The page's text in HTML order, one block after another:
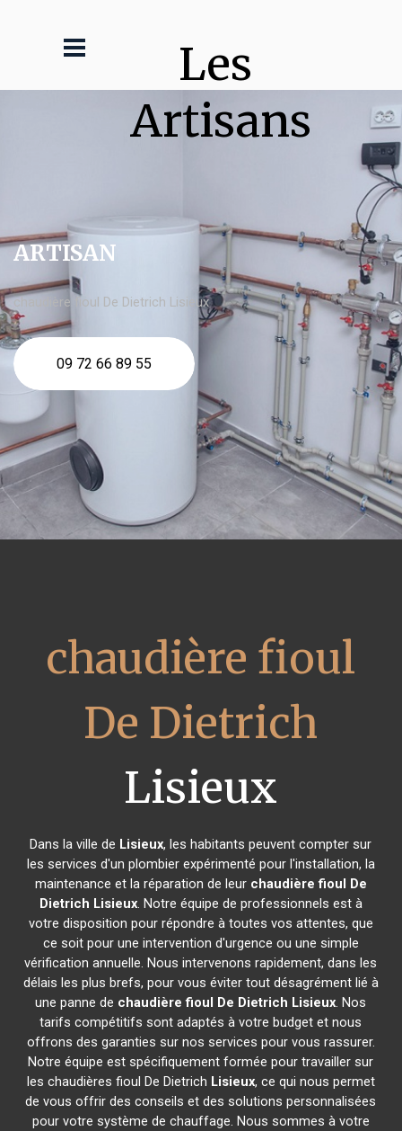
Les
Artisans
ARTISAN
chaudière fioul De Dietrich Lisieux
09 72 66 89 55
chaudière fioul
De Dietrich
Lisieux
Dans la ville de Lisieux, les habitants peuvent compter sur
les services d'un plombier expérimenté pour l'installation, la
maintenance et la réparation de leur chaudière fioul De
Dietrich Lisieux. Notre équipe de professionnels est à
votre disposition pour répondre à toutes vos attentes, que
ce soit pour une intervention d'urgence ou une simple
vérification annuelle. Nous intervenons rapidement, dans les
délais les plus brefs, pour vous éviter tout désagrément lié à
une panne de chaudière fioul De Dietrich Lisieux. Nos
tarifs compétitifs sont adaptés à votre budget et nous
offrons des garanties sur nos services pour vous rassurer.
Notre équipe est spécifiquement formée pour travailler sur
les chaudières fioul De Dietrich Lisieux, ce qui nous permet
de vous offrir des conseils et des solutions personnalisées
pour votre système de chauffage. Nous sommes à votre